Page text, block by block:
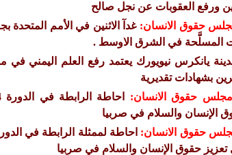
ورفع العقوبات عن نجل صالح
حقوق الانسان:غدآ الاثنين في الأمم
المسلَّحة في الشرق الاوسط .
يانكرس نيويورك يعتمد رفع العلم اليمني في
بشهادات تقديرية
حقوق الانسان:
الإنسان والسلام في صربيا
حقوق الانسان:
حقوق الإنسان والسلام في صربيا